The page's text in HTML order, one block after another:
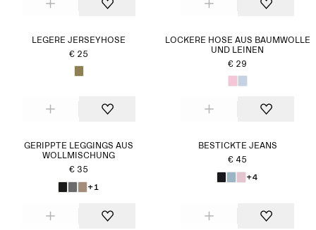
LEGERE JERSEYHOSE
€ 25
LOCKERE HOSE AUS BAUMWOLLE
UND LEINEN
€ 29
GERIPPTE LEGGINGS AUS
WOLLMISCHUNG
€ 35
+1
BESTICKTE JEANS
€ 45
+4